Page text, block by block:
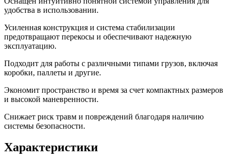
удобства в использовании.
Усиленная конструкция и система стабилизации
предотвращают перекосы и обеспечивают надежную
эксплуатацию.
Подходит для работы с различными типами грузов, включая
коробки, паллеты и другие.
Экономит пространство и время за счет компактных размеров
и высокой маневренности.
Снижает риск травм и повреждений благодаря наличию
системы безопасности.
Характеристики